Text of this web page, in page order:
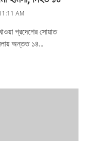
AM
প্রদেশের সোয়াত
অন্তত ১৪...